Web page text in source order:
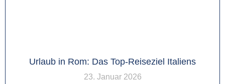
Urlaub in Rom: Das Top-Reiseziel Italiens
23. Januar 2026